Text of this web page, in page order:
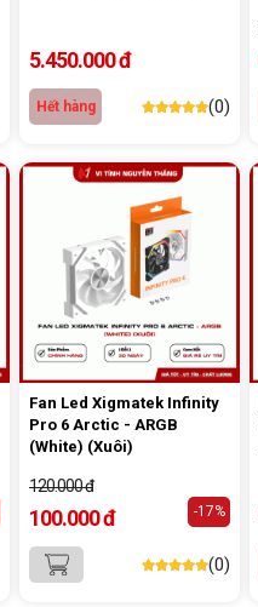
5.450.000 đ
Hết hàng (0)
Fan Led Xigmatek Infinity
Pro 6 Arctic - ARGB
(White) (Xuôi)
120.000 đ
100.000 đ -17%
(0)